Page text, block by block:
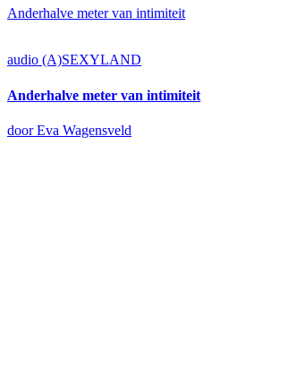
Anderhalve meter van intimiteit
audio (A)SEXYLAND
Anderhalve meter van intimiteit
door Eva Wagensveld